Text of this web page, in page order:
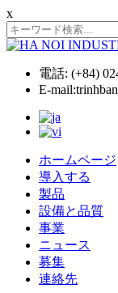
x
電話: (+84)
E-
ホームページ
導入する
製品
設備と品質
事業
ニュース
募集
連絡先